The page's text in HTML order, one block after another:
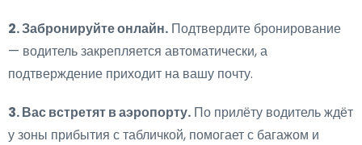
2. Забронируйте онлайн. Подтвердите бронирование
— водитель закрепляется автоматически, а
подтверждение приходит на вашу почту.
3. Вас встретят в аэропорту. По прилёту водитель ждёт
у зоны прибытия с табличкой, помогает с багажом и